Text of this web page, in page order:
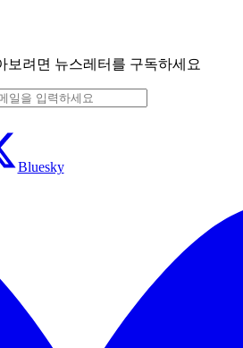
보려면 뉴스레터를 구독하세요
Bluesky